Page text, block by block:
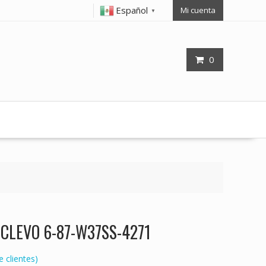
Español ▼ Mi cuenta
0
6-87-W37SS-4271
clientes)